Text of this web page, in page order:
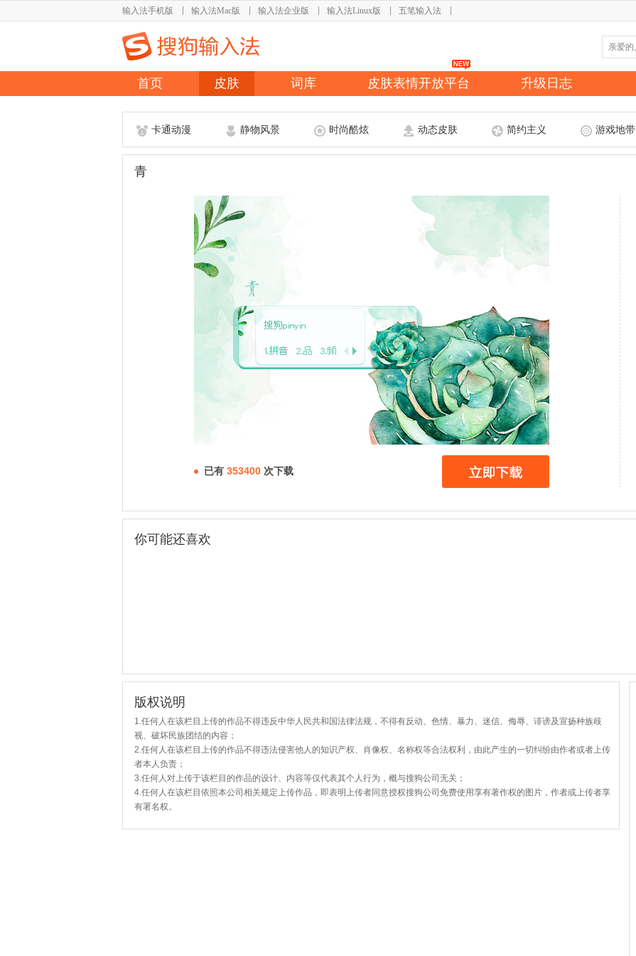
输入法手机版 输入法Mac版 输入法企业版 输入法Linux版 五笔输入法
首页 皮肤 词库 皮肤表情开放平台 升级日志
卡通动漫 静物风景 时尚酷炫 动态皮肤 简约主义 游戏地带
青
已有 353400 次下载
你可能还喜欢
版权说明
1.任何人在该栏目上传的作品不得违反中华人民共和国法律法规，不得有反动、色情、暴力、迷信、侮辱、诽谤及宣扬种族歧
视、破坏民族团结的内容；
2.任何人在该栏目上传的作品不得违法侵害他人的知识产权、肖像权、名称权等合法权利，由此产生的一切纠纷由作者或者上传
者本人负责；
3.任何人对上传于该栏目的作品的设计、内容等仅代表其个人行为，概与搜狗公司无关；
4.任何人在该栏目依照本公司相关规定上传作品，即表明上传者同意授权搜狗公司免费使用享有著作权的图片，作者或上传者享
有署名权。